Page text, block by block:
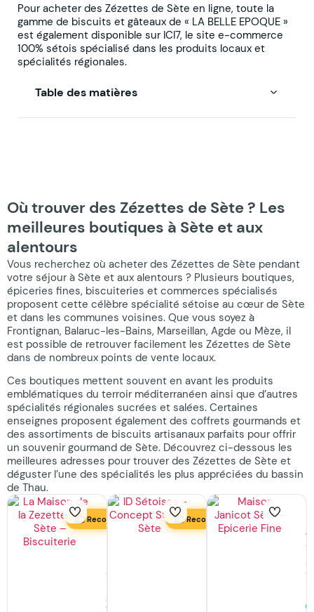
Pour acheter des Zézettes de Sète en ligne, toute la
gamme de biscuits et gâteaux de « LA BELLE EPOQUE »
est également disponible sur ICI7, le site e-commerce
100% sétois spécialisé dans les produits locaux et
spécialités régionales.
Table des matières
Où trouver des Zézettes de Sète ? Les
meilleures boutiques à Sète et aux
alentours
Vous recherchez où acheter des Zézettes de Sète pendant
votre séjour à Sète et aux alentours ? Plusieurs boutiques,
épiceries fines, biscuiteries et commerces spécialisés
proposent cette célèbre spécialité sétoise au cœur de Sète
et dans les communes voisines. Que vous soyez à
Frontignan, Balaruc-les-Bains, Marseillan, Agde ou Mèze, il
est possible de retrouver facilement les Zézettes de Sète
dans de nombreux points de vente locaux.
Ces boutiques mettent souvent en avant les produits
emblématiques du terroir méditerranéen ainsi que d’autres
spécialités régionales sucrées et salées. Certaines
enseignes proposent également des coffrets gourmands et
des assortiments de biscuits artisanaux parfaits pour offrir
un souvenir gourmand de Sète. Découvrez ci-dessous les
meilleures adresses pour trouver des Zézettes de Sète et
déguster l’une des spécialités les plus appréciées du bassin
de Thau.
Recommandé
de
Zezette
Recommandé
à